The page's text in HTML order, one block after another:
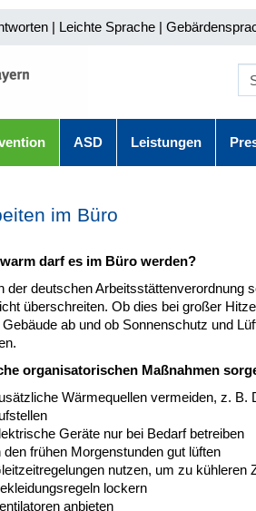
| Leichte Sprache |
ASD Leistungen
im Büro
darf es im Büro werden?
der deutschen Arbeitsstättenverordnung
überschreiten. Ob dies bei großer
ab und ob Sonnenschutz und
organisatorischen Maßnahmen
Wärmequellen vermeiden, z. B.
Geräte nur bei Bedarf betreiben
den frühen Morgenstunden gut lüften
nutzen, um zu kühleren
lockern
anbieten